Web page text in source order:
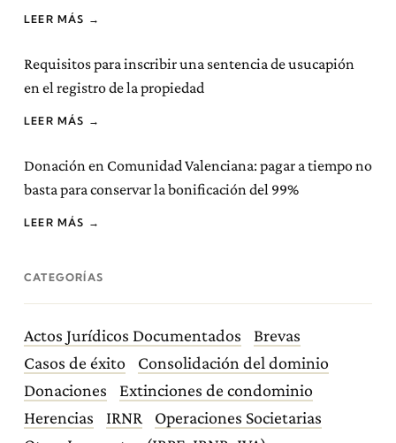
LEER MÁS →
Requisitos para inscribir una sentencia de usucapión
en el registro de la propiedad
LEER MÁS →
Donación en Comunidad Valenciana: pagar a tiempo no
basta para conservar la bonificación del 99%
LEER MÁS →
CATEGORÍAS
Actos Jurídicos Documentados
Brevas
Casos de éxito
Consolidación del dominio
Donaciones
Extinciones de condominio
Herencias
IRNR
Operaciones Societarias